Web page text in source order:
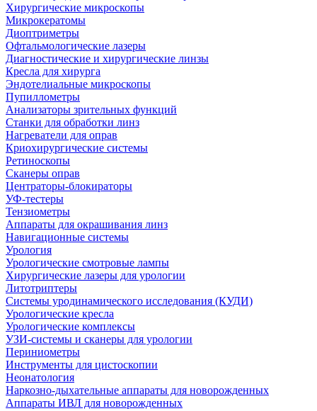
Хирургические микроскопы
Микрокератомы
Диоптриметры
Офтальмологические лазеры
Диагностические и хирургические линзы
Кресла для хирурга
Эндотелиальные микроскопы
Пупиллометры
Анализаторы зрительных функций
Станки для обработки линз
Нагреватели для оправ
Криохирургические системы
Ретиноскопы
Сканеры оправ
Центраторы-блокираторы
УФ-тестеры
Тензиометры
Аппараты для окрашивания линз
Навигационные системы
Урология
Урологические смотровые лампы
Хирургические лазеры для урологии
Литотриптеры
Системы уродинамического исследования (КУДИ)
Урологические кресла
Урологические комплексы
УЗИ-системы и сканеры для урологии
Периниометры
Инструменты для цистоскопии
Неонатология
Наркозно-дыхательные аппараты для новорожденных
Аппараты ИВЛ для новорожденных